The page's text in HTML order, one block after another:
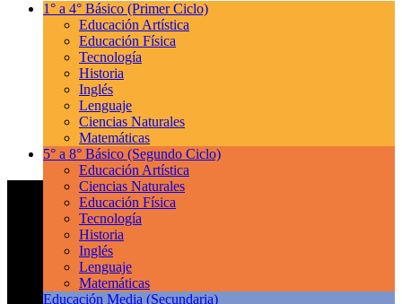
1° a 4° Básico (Primer Ciclo)
Educación Artística
Educación Física
Tecnología
Historia
Inglés
Lenguaje
Ciencias Naturales
Matemáticas
5° a 8° Básico (Segundo Ciclo)
Educación Artística
Ciencias Naturales
Educación Física
Tecnología
Historia
Inglés
Lenguaje
Matemáticas
Educación Media (Secundaria)